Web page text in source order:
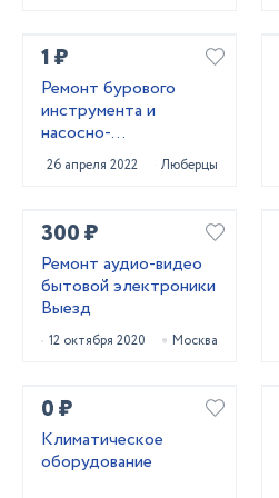
1 ₽
Ремонт бурового
инструмента и
насосно-
смесительных узлов.
26 апреля 2022 Люберцы
300 ₽
Ремонт аудио-видео
бытовой электроники
Выезд
12 октября 2020 Москва
0 ₽
Климатическое
оборудование